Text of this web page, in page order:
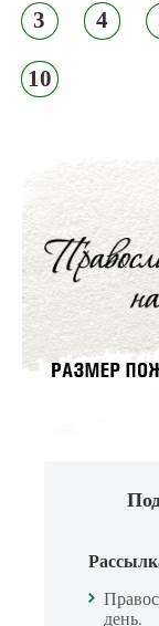
3 4
10
день.